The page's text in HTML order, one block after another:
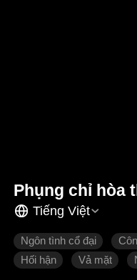
Phụng chỉ hòa
Tiếng Việt
Ngôn tình cổ đại
Hối hận
Vả mặt